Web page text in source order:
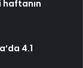
haftanın
4.1